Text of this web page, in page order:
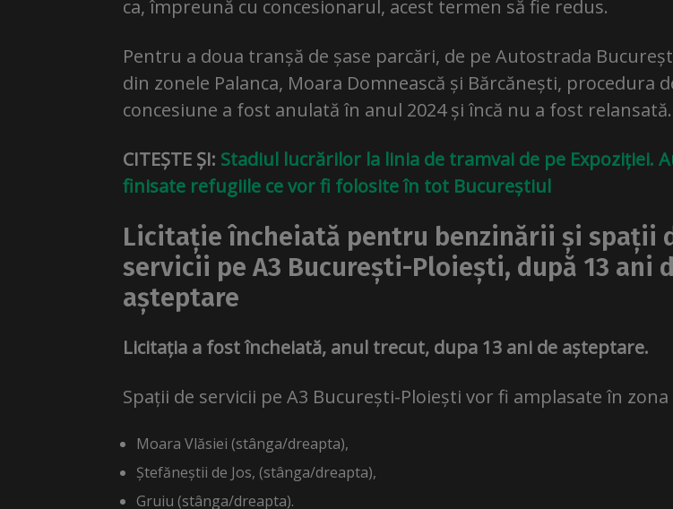
ca, împreună cu concesionarul, acest termen să fie redus.
Pentru a doua tranșă de șase parcări, de pe Autostrada
din zonele Palanca, Moara Domnească și Bărcănești, procedura
concesiune a fost anulată în anul 2024 și încă nu a fost relansată.
CITEȘTE ȘI: Stadiul lucrărilor la linia de tramvai de pe Expoziției.
finisate refugiile ce vor fi folosite în tot Bucureștiul
Licitație încheiată pentru benzinării și spații
servicii pe A3 București-Ploiești, după 13 ani
așteptare
Licitația a fost încheiată, anul trecut, dupa 13 ani de așteptare.
Spații de servicii pe A3 București-Ploiești vor fi amplasate în
Moara Vlăsiei (stânga/dreapta),
Ștefăneștii de Jos, (stânga/dreapta),
Gruiu (stânga/dreapta).